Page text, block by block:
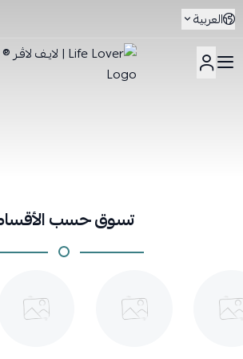
العربية
Life Lover | لايـف لاڤـر ®
تسوق حسب